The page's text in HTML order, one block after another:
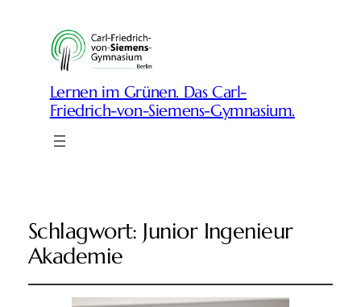
Lernen im Grünen. Das Carl-
Friedrich-von-Siemens-Gymnasium.
Schlagwort: Junior Ingenieur
Akademie